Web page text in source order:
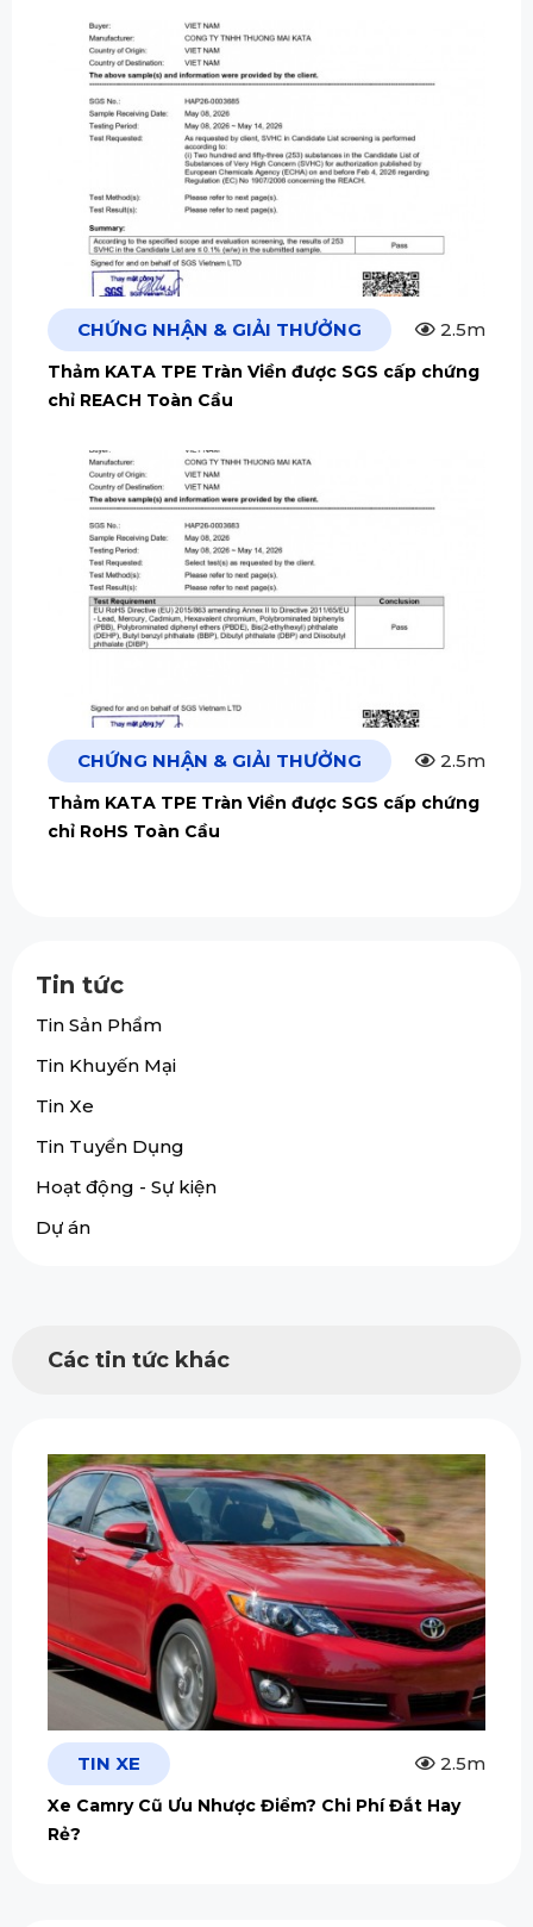
CHỨNG NHẬN & GIẢI THƯỞNG 2.5m
Thảm KATA TPE Tràn Viền được SGS cấp chứng
chỉ REACH Toàn Cầu
CHỨNG NHẬN & GIẢI THƯỞNG 2.5m
Thảm KATA TPE Tràn Viền được SGS cấp chứng
chỉ RoHS Toàn Cầu
Tin tức
Tin Sản Phẩm
Tin Khuyến Mại
Tin Xe
Tin Tuyển Dụng
Hoạt động - Sự kiện
Dự án
Các tin tức khác
TIN XE 2.5m
Xe Camry Cũ Ưu Nhược Điểm? Chi Phí Đắt Hay
Rẻ?